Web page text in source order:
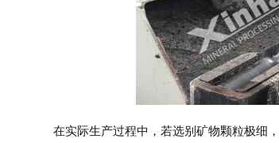
在实际生产过程中，若选别矿物颗粒极细